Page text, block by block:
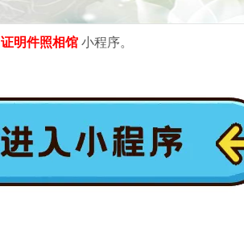
证明件照相馆 小程序。